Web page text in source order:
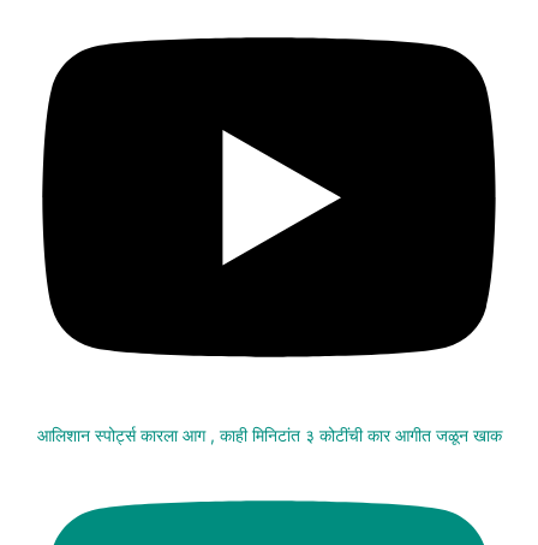
आलिशान स्पोर्ट्स कारला आग , काही मिनिटांत ३ कोटींची कार आगीत जळून खाक